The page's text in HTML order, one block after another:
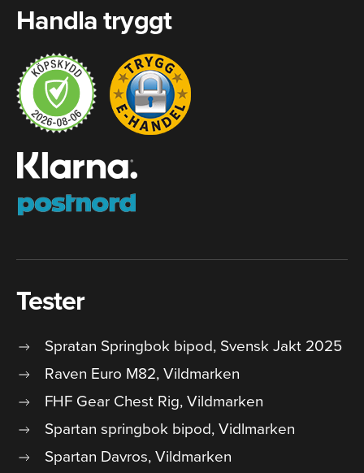
Handla tryggt
Tester
Spratan Springbok bipod, Svensk Jakt 2025
Raven Euro M82, Vildmarken
FHF Gear Chest Rig, Vildmarken
Spartan springbok bipod, Vidlmarken
Spartan Davros, Vildmarken